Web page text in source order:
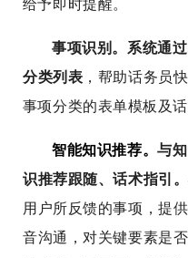
给予即时提醒。
事项识别。 系统通
分类列表 ，帮助话务员
事项分类的表单模板及话
智能知识推荐。与
识推荐跟随、话术指引。
用户所反馈的事项，提
音沟通，对关键要素是